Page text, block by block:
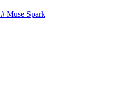
# Muse Spark